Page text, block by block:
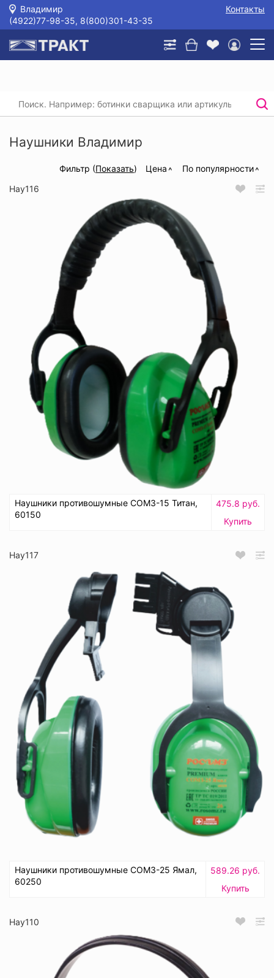
Владимир
Контакты
(4922)77-98-35, 8(800)301-43-35
Главная / /
Наушники Владимир
Фильтр (Показать) Цена
По популярности
Нау116
Наушники противошумные СОМЗ-15 Титан,
60150
475.8 руб.
Купить
Нау117
Наушники противошумные СОМЗ-25 Ямал,
60250
589.26 руб.
Купить
Нау110